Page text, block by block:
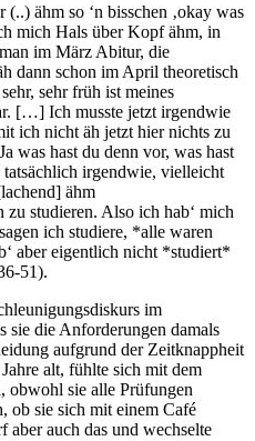
ähm so ‘n bisschen ‚okay was
mich Hals über Kopf ähm, in
im März Abitur, die
dann schon im April theoretisch
sehr früh ist meines
[…] Ich musste jetzt irgendwie
ich nicht äh jetzt hier nichts zu
was hast du denn vor, was hast
tatsächlich irgendwie, vielleicht
ähm
studieren. Also ich hab‘ mich
ich studiere, *alle waren
aber eigentlich nicht *studiert*
51).
im
sie die Anforderungen damals
aufgrund der Zeitknappheit
alt, fühlte sich mit dem
obwohl sie alle Prüfungen
ob sie sich mit einem Café
aber auch das und wechselte